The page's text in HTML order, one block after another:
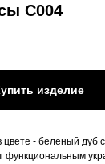
С004
изделие
цвете - беленый дуб
функциональным